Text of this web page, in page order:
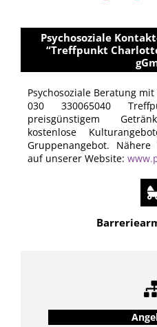
Psychosoziale
“Treffpunkt
Psychosoziale Beratung
030 330065040 Treffpunktöffnungszeiten (mit
preisgünstigem
kostenlose
Gruppenangebot.
auf unserer Website: